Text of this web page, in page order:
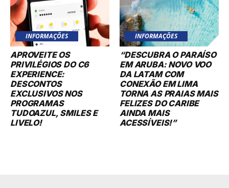
INFORMAÇÕES
APROVEITE OS
PRIVILÉGIOS DO C6
EXPERIENCE:
DESCONTOS
EXCLUSIVOS NOS
PROGRAMAS
TUDOAZUL, SMILES E
LIVELO!
INFORMAÇÕES
“DESCUBRA O PARAÍSO
EM ARUBA: NOVO VOO
DA LATAM COM
CONEXÃO EM LIMA
TORNA AS PRAIAS MAIS
FELIZES DO CARIBE
AINDA MAIS
ACESSÍVEIS!”